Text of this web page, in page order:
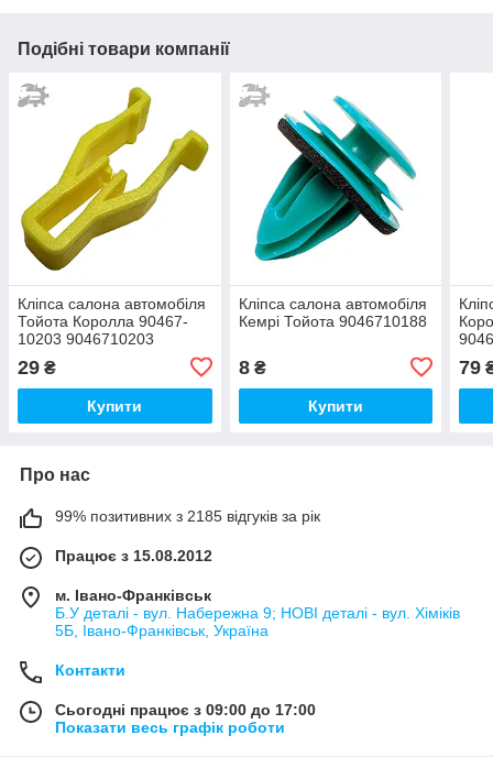
Подібні товари компанії
Кліпса салона автомобіля
Тойота Королла 90467-
10203 9046710203
29 ₴
Купити
Кліпса салона автомобіля
Кемрі Тойота 9046710188
8₴
Купити
79
Про нас
99% позитивних з 2185 відгуків за рік
Працює з 15.08.2012
м. Івано-Франківськ
Б.У деталі - вул. Набережна 9; НОВІ деталі - вул. Хіміків
5Б, Івано-Франківськ, Україна
Контакти
Сьогодні працює з 09:00 до 17:00
Показати весь графік роботи